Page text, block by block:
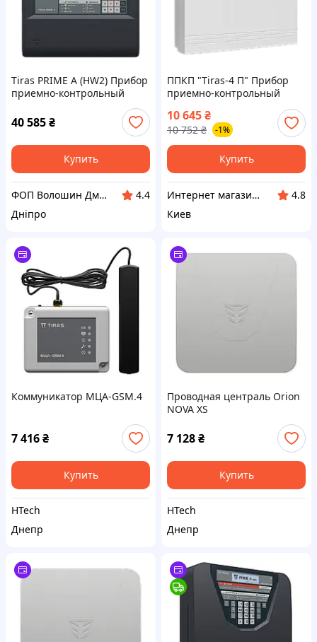
Tiras PRIME A (HW2) Прибор
приемно-контрольный
40 585₴
Купить
ФОП Волошин Дмитро Олексійович
4.4
Дніпро
ППКП "Tiras-4 П" Прибор
приемно-контрольный
10 645₴
10 752 ₴ -1%
Купить
Интернет магазин Store7
4.8
Киев
Коммуникатор МЦА-GSM.4
7 416₴
Купить
HTech
Днепр
Проводная централь Orion
NOVA XS
7 128₴
Купить
HTech
Днепр